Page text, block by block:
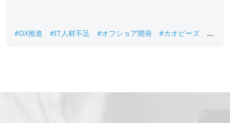
#DX推進 #IT人材不足 #オフショア開発 #カオピーズ
#